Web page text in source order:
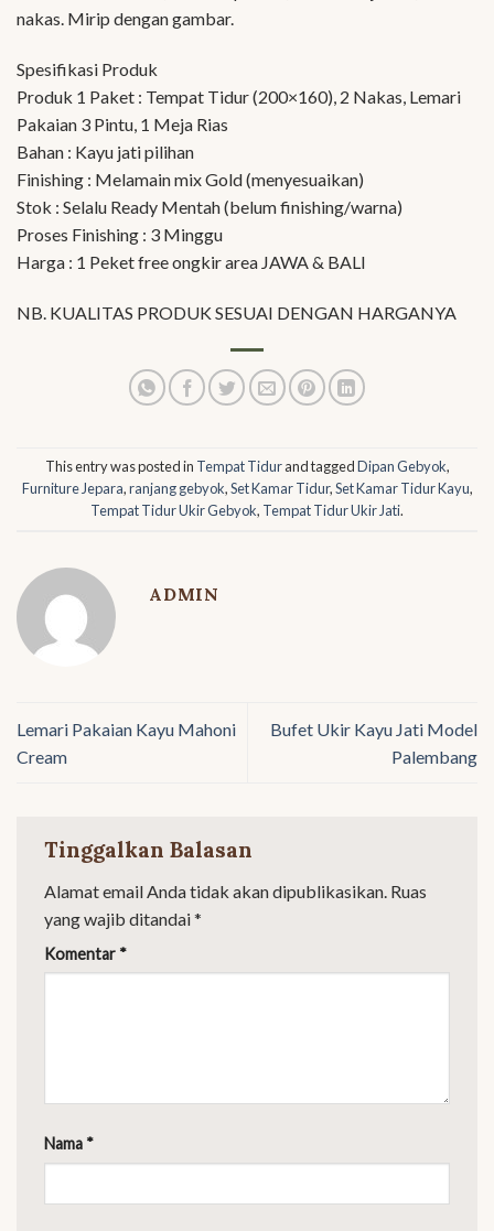
nakas. Mirip dengan gambar.
Spesifikasi Produk
Produk 1 Paket : Tempat Tidur (200×160), 2 Nakas, Lemari
Pakaian 3 Pintu, 1 Meja Rias
Bahan : Kayu jati pilihan
Finishing : Melamain mix Gold (menyesuaikan)
Stok : Selalu Ready Mentah (belum finishing/warna)
Proses Finishing : 3 Minggu
Harga : 1 Peket free ongkir area JAWA & BALI
NB. KUALITAS PRODUK SESUAI DENGAN HARGANYA
This entry was posted in Tempat Tidurand taggedDipan Gebyok,
Furniture Jepara,ranjang gebyok,Set Kamar Tidur,Set Kamar Tidur Kayu,
Tempat Tidur Ukir Gebyok, Tempat Tidur Ukir Jati.
ADMIN
Lemari Pakaian Kayu Mahoni
Cream
Bufet Ukir Kayu Jati Model
Palembang
Tinggalkan Balasan
Alamat email Anda tidak akan dipublikasikan. Ruas
yang wajib ditandai*
Komentar *
Nama *